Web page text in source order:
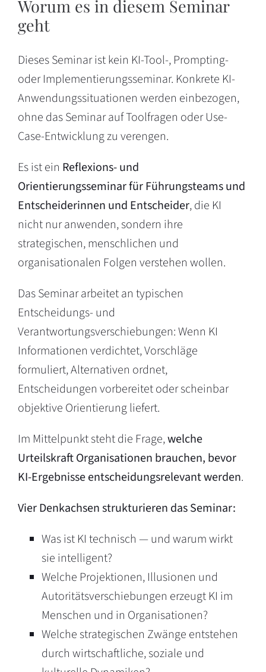
Worum es in diesem Seminar
geht
Dieses Seminar ist kein KI-Tool-, Prompting-
oder Implementierungsseminar. Konkrete KI-
Anwendungssituationen werden einbezogen,
ohne das Seminar auf Toolfragen oder Use-
Case-Entwicklung zu verengen.
Es ist ein Reflexions- und
Orientierungsseminar für Führungsteams und
Entscheiderinnen und Entscheider, die KI
nicht nur anwenden, sondern ihre
strategischen, menschlichen und
organisationalen Folgen verstehen wollen.
Das Seminar arbeitet an typischen
Entscheidungs- und
Verantwortungsverschiebungen: Wenn KI
Informationen verdichtet, Vorschläge
formuliert, Alternativen ordnet,
Entscheidungen vorbereitet oder scheinbar
objektive Orientierung liefert.
Im Mittelpunkt steht die Frage,welche
Urteilskraft Organisationen brauchen, bevor
KI-Ergebnisse entscheidungsrelevant werden.
Vier Denkachsen strukturieren das Seminar:
Was ist KI technisch — und warum wirkt
sie intelligent?
Welche Projektionen, Illusionen und
Autoritätsverschiebungen erzeugt KI im
Menschen und in Organisationen?
Welche strategischen Zwänge entstehen
durch wirtschaftliche, soziale und